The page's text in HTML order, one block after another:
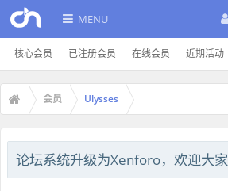
MENU
核心会员 已注册会员 在线会员 近期活动
会员 Ulysses
论坛系统升级为Xenforo，欢迎大家